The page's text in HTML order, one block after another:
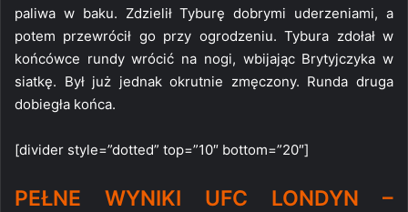
paliwa w baku. Zdzielił Tyburę dobrymi uderzeniami, a
potem przewrócił go przy ogrodzeniu. Tybura zdołał w
końcówce rundy wrócić na nogi, wbijając Brytyjczyka w
siatkę. Był już jednak okrutnie zmęczony. Runda druga
dobiegła końca.
[divider style=”dotted” top=”10″ bottom=”20″]
PEŁNE WYNIKI UFC LONDYN –